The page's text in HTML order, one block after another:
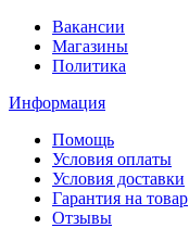
Вакансии
Магазины
Политика
Информация
Помощь
Условия оплаты
Условия доставки
Гарантия на товар
Отзывы